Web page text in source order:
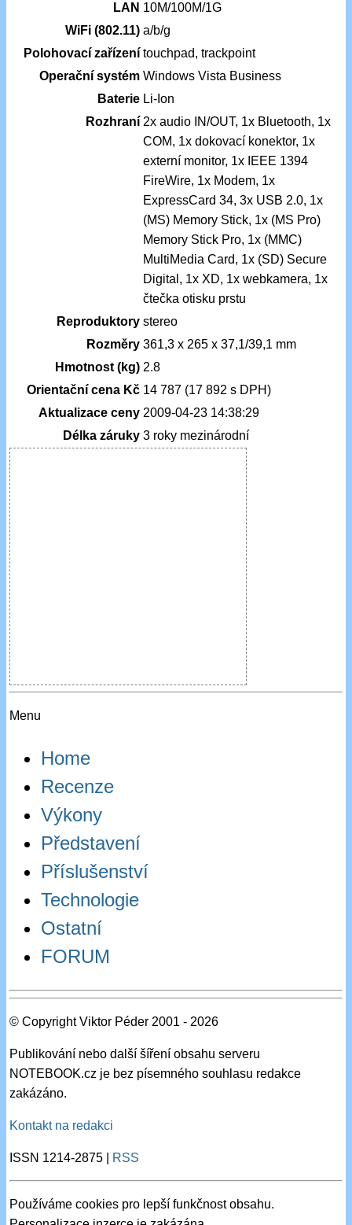
LAN 10M/100M/1G
WiFi (802.11) a/b/g
Polohovací zařízení touchpad, trackpoint
Operační systém Windows Vista Business
Baterie Li-Ion
Rozhraní 2x audio IN/OUT, 1x Bluetooth, 1x
COM, 1x dokovací konektor, 1x
externí monitor, 1x IEEE 1394
FireWire, 1x Modem, 1x
ExpressCard 34, 3x USB 2.0, 1x
(MS) Memory Stick, 1x (MS Pro)
Memory Stick Pro, 1x (MMC)
MultiMedia Card, 1x (SD) Secure
Digital, 1x XD, 1x webkamera, 1x
čtečka otisku prstu
Reproduktory stereo
Rozměry 361,3 x 265 x 37,1/39,1 mm
Hmotnost (kg) 2.8
Orientační cena Kč 14 787 (17 892 s DPH)
Aktualizace ceny 2009-04-23 14:38:29
Délka záruky 3 roky mezinárodní
Menu
Home
Recenze
Výkony
Představení
Příslušenství
Technologie
Ostatní
FORUM
© Copyright Viktor Péder 2001 - 2026
Publikování nebo další šíření obsahu serveru
NOTEBOOK.cz je bez písemného souhlasu redakce
zakázáno.
Kontakt na redakci
ISSN 1214-2875 | RSS
Používáme cookies pro lepší funkčnost obsahu.